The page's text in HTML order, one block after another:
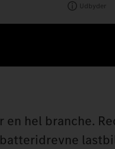
Udbyder
hel branche.